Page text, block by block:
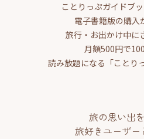
ことりっぷガイドブ
電子書籍版の購入
旅行・お出かけ中に
月額500円で
読み放題になる「ことり
旅の思い出を
旅好きユーザー